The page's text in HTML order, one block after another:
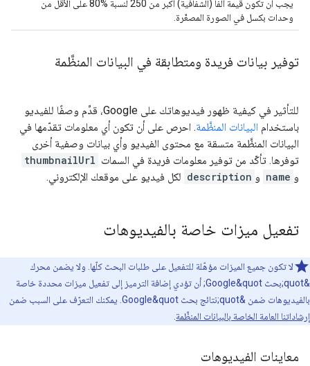
يجب أن تكون قيمة ألفا (الشفافية) أكبر من 250 لنسبة %80 على الأقل من
وحدات بكسل في الصورة المصغّرة.
توفير بيانات فريدة ومتطابقة في البيانات المنظَّمة
للتأثير في كيفية ظهور فيديوهاتك على Google، قدِّم وصفًا للفيديو
باستخدام البيانات المنظَّمة. احرص على أن تكون أي معلومات تقدّمها في
البيانات المنظَّمة متسقة مع محتوى الفيديو وأي بيانات وصفية أخرى
توفرها. تأكّد من توفير معلومات فريدة في السمات thumbnailUrl
و name و description لكل فيديو على موقعك الإلكتروني.
تفعيل ميزات خاصة بالفيديوهات
لا تكون جميع الميزات مؤهّلة للتفعيل على طلبات البحث كلّها. ولا يضمن محرك
&quot;بحث Google&quot; أن تؤدي إضافة الترميز إلى تفعيل ميزات محددة خاصة
بالفيديوهات ضمن &quot;نتائج بحث Google&quot. يمكنك التعرّف على السبب ضمن
إرشاداتنا العامة الخاصة بالبيانات المنظَّمة
معاينات الفيديوهات